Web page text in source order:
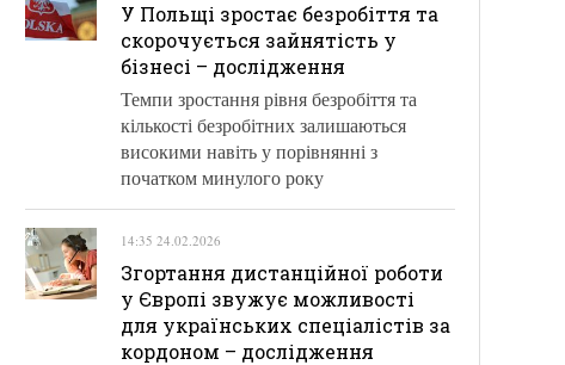
У Польщі зростає безробіття та
скорочується зайнятість у
бізнесі – дослідження
Темпи зростання рівня безробіття та
кількості безробітних залишаються
високими навіть у порівнянні з
початком минулого року
14:35 24.02.2026
Згортання дистанційної роботи
у Європі звужує можливості
для українських спеціалістів за
кордоном – дослідження